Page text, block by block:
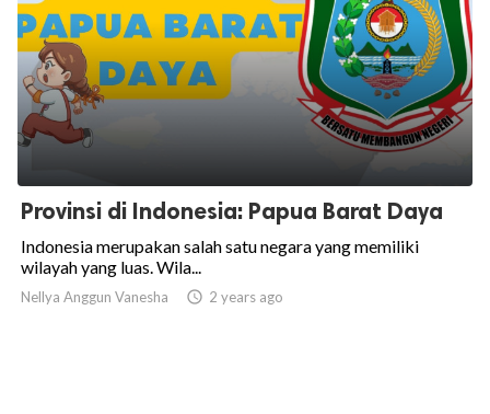
Provinsi di Indonesia: Papua Barat Daya
Indonesia merupakan salah satu negara yang memiliki
wilayah yang luas. Wila...
Nellya Anggun Vanesha  2 years ago